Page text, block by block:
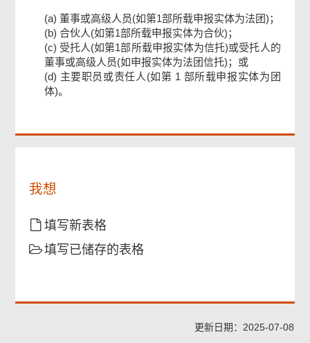
(a) 董事或高级人员(如第1部所载申报实体为法团)；
(b) 合伙人(如第1部所载申报实体为合伙)；
(c) 受托人(如第1部所载申报实体为信托)或受托人的
董事或高级人员(如申报实体为法团信托)；或
(d) 主要职员或责任人(如第 1 部所载申报实体为团
体)。
我想
填写新表格
填写已储存的表格
更新日期：2025-07-08